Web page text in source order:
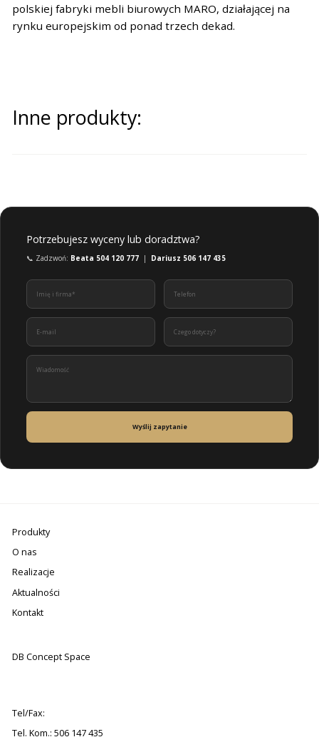
polskiej fabryki mebli biurowych MARO, działającej na
rynku europejskim od ponad trzech dekad.
Inne produkty:
Potrzebujesz wyceny lub doradztwa?
📞 Zadzwoń: Beata 504 120 777 | Dariusz 506 147 435
Wyślij zapytanie
Produkty
O nas
Realizacje
Aktualności
Kontakt
DB Concept Space
Tel/Fax:
Tel. Kom.: 506 147 435